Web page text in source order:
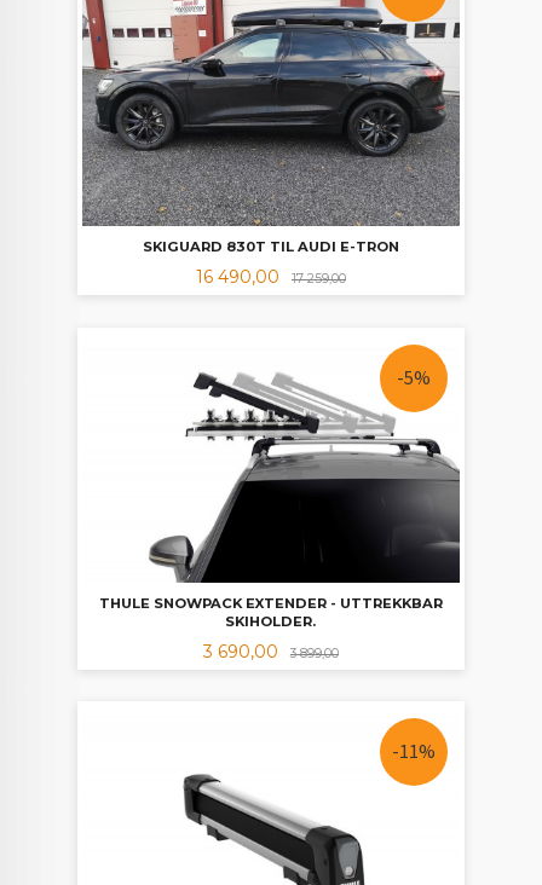
SKIGUARD 830T TIL AUDI E-TRON
Tilbud
16 490,00 17 259,00Rabatt
THULE SNOWPACK EXTENDER - UTTREKKBAR
SKIHOLDER.
Tilbud
3 690,00 3 899,00Rabatt
-5%
-11%